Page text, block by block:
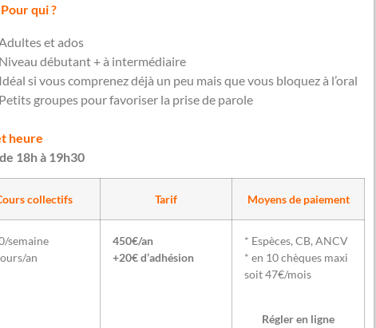
Pour qui ?
Adultes et ados
Niveau débutant + à intermédiaire
Idéal si vous comprenez déjà un peu mais que vous bloquez à l’oral
Petits groupes pour favoriser la prise de parole
heure
18h à 19h30
collectifs Tarif Moyens de paiement
semaine
an
450€/an
+20€ d’adhésion
* Espèces, CB, ANCV
* en 10 chèques maxi
soit 47€/mois
Régler en ligne